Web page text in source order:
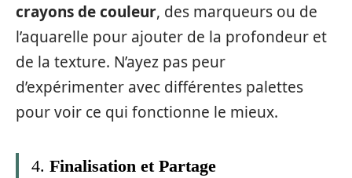
crayons de couleur, des marqueurs ou de
l’aquarelle pour ajouter de la profondeur et
de la texture. N’ayez pas peur
d’expérimenter avec différentes palettes
pour voir ce qui fonctionne le mieux.
4. Finalisation et Partage